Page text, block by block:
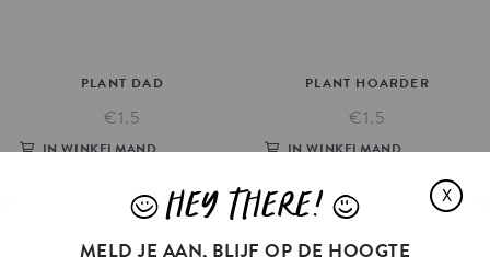
PLANT DAD
€1.5
IN WINKELMAND
PLANT HOARDER
€1.5
IN WINKELMAND
X
JHEY THERE! L
MELD JE AAN, BLIJF OP DE HOOGTE